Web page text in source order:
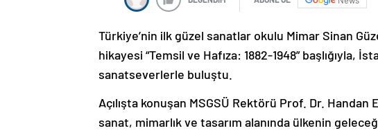
Türkiye’nin ilk güzel sanatlar okulu Mimar Sinan
hikayesi “Temsil ve Hafıza: 1882-1948” başlığıyla,
sanatseverlerle buluştu.
Açılışta konuşan MSGSÜ Rektörü Prof. Dr.
sanat, mimarlık ve tasarım alanında ülkenin